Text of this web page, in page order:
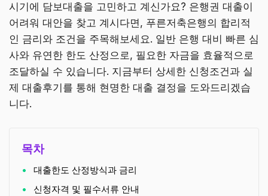
시기에 담보대출을 고민하고 계신가요? 은행권 대출이
어려워 대안을 찾고 계시다면, 푸른저축은행의 합리적
인 금리와 조건을 주목해보세요. 일반 은행 대비 빠른 심
사와 유연한 한도 산정으로, 필요한 자금을 효율적으로
조달하실 수 있습니다. 지금부터 상세한 신청조건과 실
제 대출후기를 통해 현명한 대출 결정을 도와드리겠습
니다.
목차
대출한도 산정방식과 금리
신청자격 및 필수서류 안내